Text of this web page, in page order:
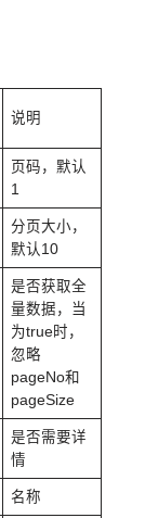
说明
页码，默认
1
分页大小，
默认10
是否获取全
量数据，当
为true时，
忽略
pageNo和
pageSize
是否需要详
情
名称